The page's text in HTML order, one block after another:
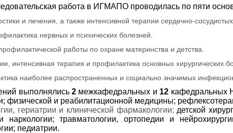
работа в ИГМАПО проводилась по пяти
и лечения, а также интенсивной терапии сердечно-
нервных и психических болезней.
работы по охране материнства и детства.
интенсивная терапия и профилактика основных хирургических
наиболее распространенных и социально значимых
выполнялись2 межкафедральных и 12 кафедральных
физической и реабилитационной медицины;
гериатрии и клинической фармакологии; детской
наркологии; травматологии, ортопедии и
педиатрии.